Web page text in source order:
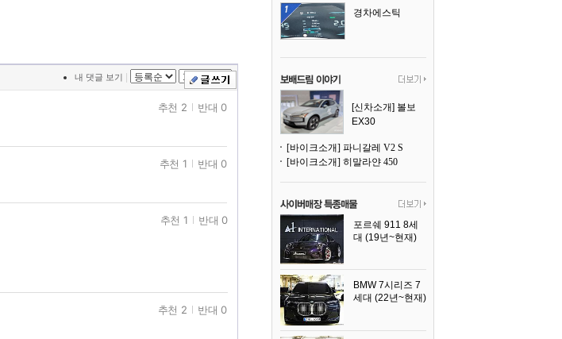
내 댓글 보기
추천 2 반대 0
추천 1 반대 0
추천 1 반대 0
추천 2 반대 0
경차에스틱
[신차소개] 볼보
EX30
[바이크소개] 파니갈레 V2 S
[바이크소개] 히말라얀 450
포르쉐 911 8세
대 (19년~현재)
BMW 7시리즈 7
세대 (22년~현재)